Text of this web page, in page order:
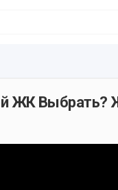
ЖК Выбрать?